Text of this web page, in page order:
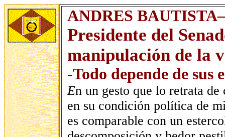
ANDRES
Presidente del
manipulación de la
-Todo depende de sus
En un gesto que lo retrata
en su condición política de
es comparable con un